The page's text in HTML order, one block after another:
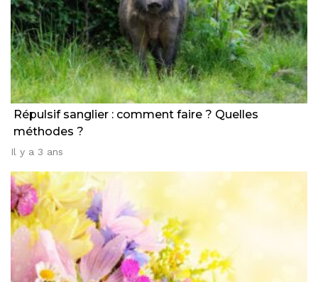
Répulsif sanglier : comment faire ? Quelles
méthodes ?
Il y a 3 ans